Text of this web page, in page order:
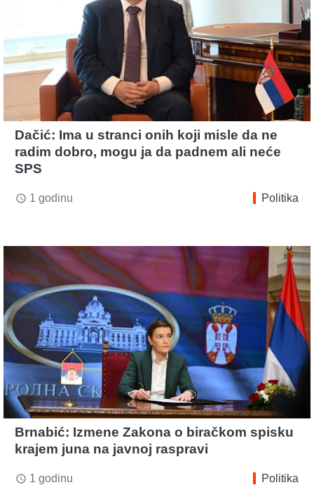
Dačić: Ima u stranci onih koji misle da ne
radim dobro, mogu ja da padnem ali neće
SPS
access_time 1 godinu Politika
Brnabić: Izmene Zakona o biračkom spisku
krajem juna na javnoj raspravi
access_time 1 godinu Politika